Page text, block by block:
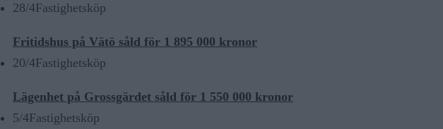
28/4Fastighetsköp
Fritidshus på Vätö såld för 1 895 000 kronor
20/4Fastighetsköp
Lägenhet på Grossgärdet såld för 1 550 000 kronor
5/4Fastighetsköp